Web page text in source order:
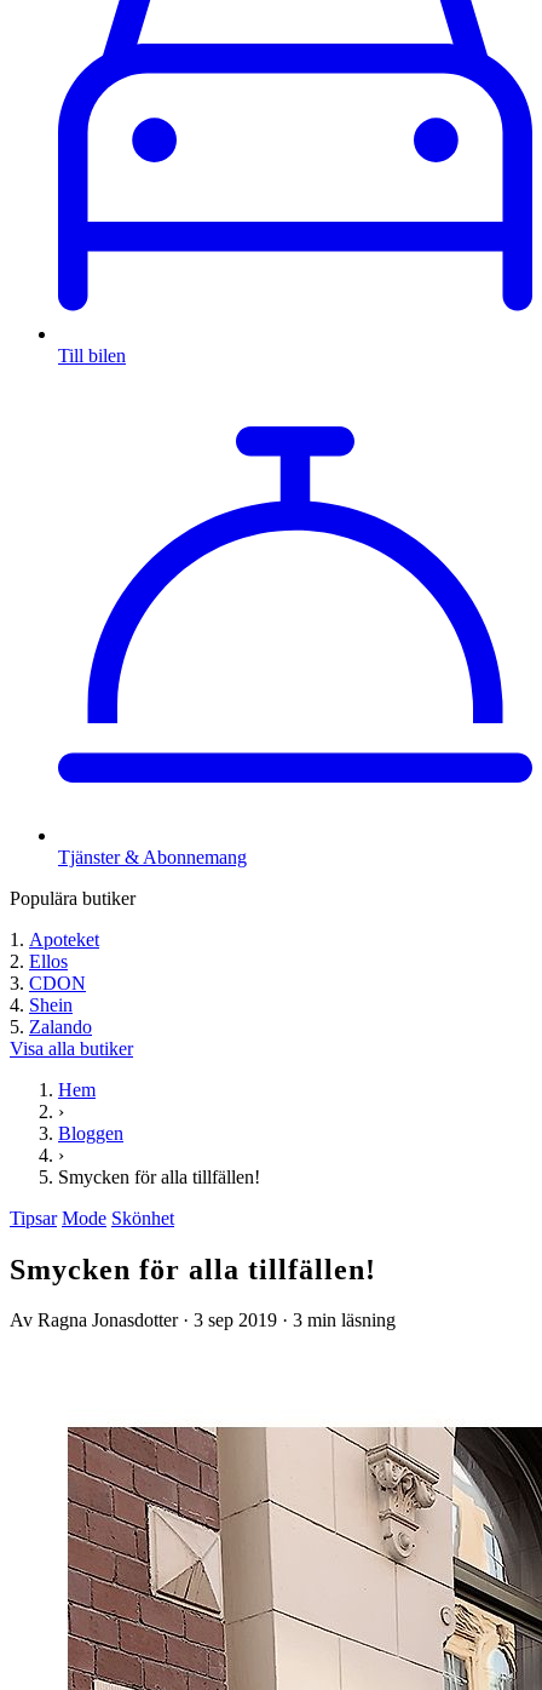
Till bilen
Tjänster & Abonnemang
Populära butiker
Apoteket
Ellos
CDON
Shein
Zalando
Visa alla butiker
Hem
›
Bloggen
›
Smycken för alla tillfällen!
Tipsar Mode Skönhet
Smycken för alla tillfällen!
Av Ragna Jonasdotter · 3 sep 2019 · 3 min läsning